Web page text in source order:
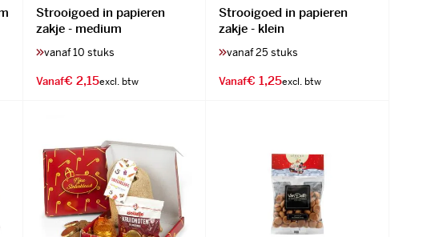
Strooigoed in papieren
zakje - medium
vanaf 10 stuks
Vanaf€ 2,15
Strooigoed in papieren
zakje - klein
vanaf 25 stuks
Vanaf€ 1,25